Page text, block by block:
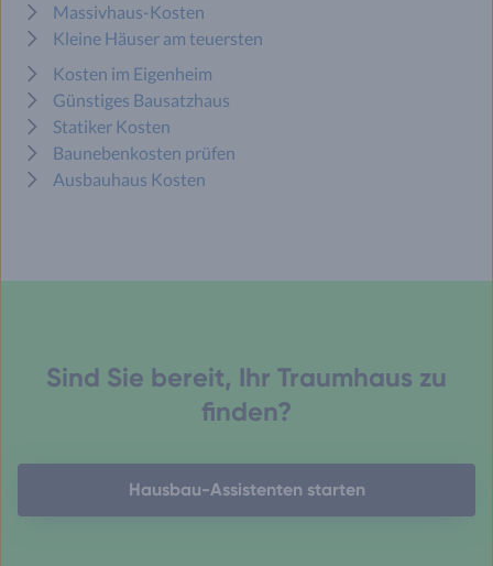
Massivhaus-Kosten
Kleine Häuser am teuersten
Kosten im Eigenheim
Günstiges Bausatzhaus
Statiker Kosten
Baunebenkosten prüfen
Ausbauhaus Kosten
Sind Sie bereit, Ihr Traumhaus zu
finden?
Hausbau-Assistenten starten